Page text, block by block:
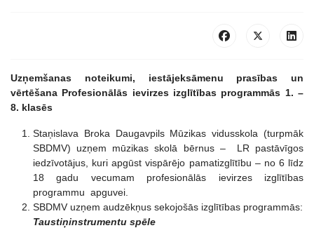
Uzņemšanas noteikumi, iestājeksāmenu prasības un
vērtēšana Profesionālās ievirzes izglītības programmās 1. –
8. klasēs
Staņislava Broka Daugavpils Mūzikas vidusskola (turpmāk
SBDMV) uzņem mūzikas skolā bērnus – LR pastāvīgos
iedzīvotājus, kuri apgūst vispārējo pamatizglītību – no 6 līdz
18 gadu vecumam profesionālās ievirzes izglītības
programmu apguvei.
SBDMV uzņem audzēkņus sekojošās izglītības programmās:
Taustiņinstrumentu spēle